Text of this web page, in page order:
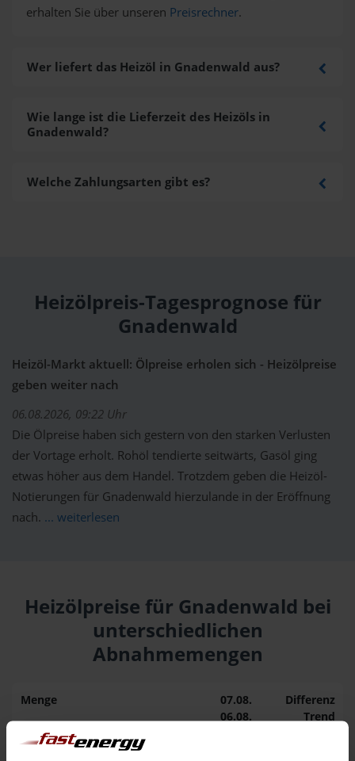
erhalten Sie über unseren Preisrechner.
Wer liefert das Heizöl in Gnadenwald aus?
Wie lange ist die Lieferzeit des Heizöls in
Gnadenwald?
Welche Zahlungsarten gibt es?
Heizölpreis-Tagesprognose für
Gnadenwald
Heizöl-Markt aktuell: Ölpreise erholen sich - Heizölpreise
geben weiter nach
06.08.2026, 09:22 Uhr
Die Ölpreise haben sich gestern von den starken Verlusten
der Vortage erholt. Rohöl tendierte seitwärts, Gasöl ging
etwas höher aus dem Handel. Trotzdem geben die Heizöl-
Notierungen für Gnadenwald hierzulande in der Eröffnung
nach. ... weiterlesen
Heizölpreise für Gnadenwald bei
unterschiedlichen
Abnahmemengen
Menge
07.08.
06.08.
Differenz
Trend
1.000 Liter